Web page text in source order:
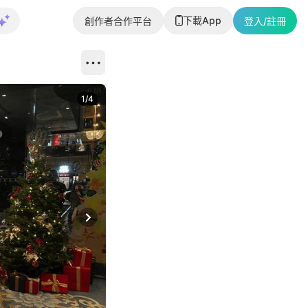
創作者合作平台 下載App 登入/註冊
Next slide
1/4